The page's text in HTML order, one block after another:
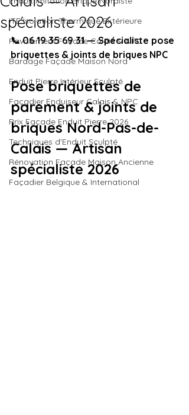
ITE Isolation Thermique Extérieure
Ravalement Façade Calais & NPC
Bardage Façade Maison Nord
Enduit Pierre Intérieur Sculpté
Façadier Enduiseur Calais & NPC
Prix Façade Enduit Pierre 2026
Techniques d'Enduit Sculpté
Rénovation Façade Maison Ancienne
Façadier Belgique & International
spécialiste 2026
📞 06 19 35 69 31 — Spécialiste pose
briquettes & joints de briques NPC
Pose briquettes de
parement & joints de
briques Nord-Pas-de-
Calais — Artisan
spécialiste 2026